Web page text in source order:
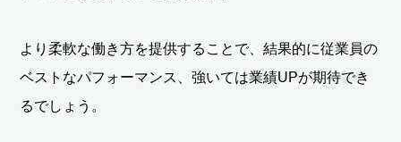
より柔軟な働き方を提供することで、結果的に従業員の
ベストなパフォーマンス、強いては業績UPが期待でき
るでしょう。